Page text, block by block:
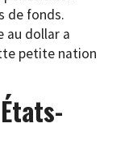
de fonds.
au dollar a
petite nation